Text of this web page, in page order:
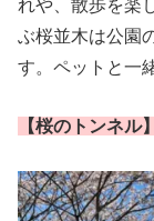
れや、散歩を楽
ぶ桜並木は公園
す。ペットと一
【桜のトンネル】